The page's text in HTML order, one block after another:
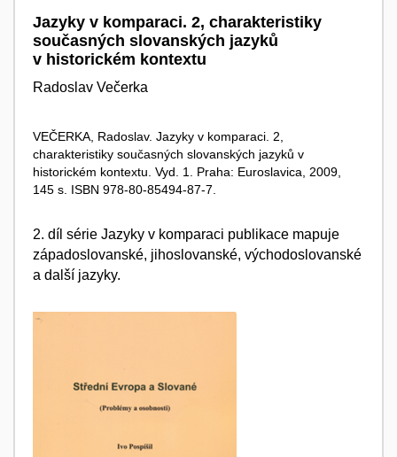
Jazyky v komparaci. 2, charakteristiky
současných slovanských jazyků
v historickém kontextu
Radoslav Večerka
VEČERKA, Radoslav. Jazyky v komparaci. 2,
charakteristiky současných slovanských jazyků v
historickém kontextu. Vyd. 1. Praha: Euroslavica, 2009,
145 s. ISBN 978-80-85494-87-7.
2. díl série Jazyky v komparaci publikace mapuje
západoslovanské, jihoslovanské, východoslovanské
a další jazyky.